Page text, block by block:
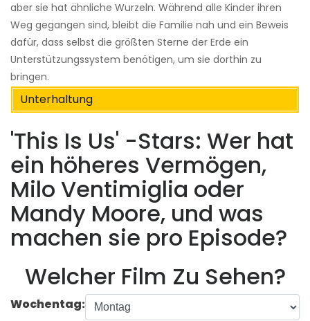
aber sie hat ähnliche Wurzeln. Während alle Kinder ihren
Weg gegangen sind, bleibt die Familie nah und ein Beweis
dafür, dass selbst die größten Sterne der Erde ein
Unterstützungssystem benötigen, um sie dorthin zu
bringen.
Unterhaltung
'This Is Us' -Stars: Wer hat
ein höheres Vermögen,
Milo Ventimiglia oder
Mandy Moore, und was
machen sie pro Episode?
Welcher Film Zu Sehen?
Wochentag: